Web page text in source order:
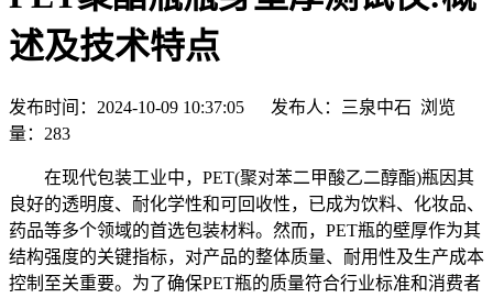
述及技术特点
发布时间：2024-10-09 10:37:05 发布人：三泉中石 浏览
量： 283
在现代包装工业中，PET(聚对苯二甲酸乙二醇酯)瓶因其
良好的透明度、耐化学性和可回收性，已成为饮料、化妆品、
药品等多个领域的首选包装材料。然而，PET瓶的壁厚作为其
结构强度的关键指标，对产品的整体质量、耐用性及生产成本
控制至关重要。为了确保PET瓶的质量符合行业标准和消费者